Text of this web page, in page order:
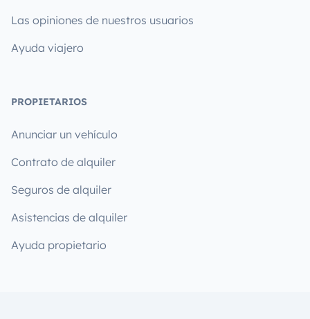
Las opiniones de nuestros usuarios
Ayuda viajero
PROPIETARIOS
Anunciar un vehículo
Contrato de alquiler
Seguros de alquiler
Asistencias de alquiler
Ayuda propietario